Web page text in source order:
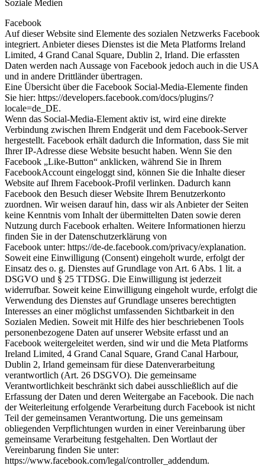
Soziale Medien
Facebook
Auf dieser Website sind Elemente des sozialen Netzwerks Facebook
integriert. Anbieter dieses Dienstes ist die Meta Platforms Ireland
Limited, 4 Grand Canal Square, Dublin 2, Irland. Die erfassten
Daten werden nach Aussage von Facebook jedoch auch in die USA
und in andere Drittländer übertragen.
Eine Übersicht über die Facebook Social-Media-Elemente finden
Sie hier: https://developers.facebook.com/docs/plugins/?
locale=de_DE.
Wenn das Social-Media-Element aktiv ist, wird eine direkte
Verbindung zwischen Ihrem Endgerät und dem Facebook-Server
hergestellt. Facebook erhält dadurch die Information, dass Sie mit
Ihrer IP-Adresse diese Website besucht haben. Wenn Sie den
Facebook „Like-Button“ anklicken, während Sie in Ihrem
FacebookAccount eingeloggt sind, können Sie die Inhalte dieser
Website auf Ihrem Facebook-Profil verlinken. Dadurch kann
Facebook den Besuch dieser Website Ihrem Benutzerkonto
zuordnen. Wir weisen darauf hin, dass wir als Anbieter der Seiten
keine Kenntnis vom Inhalt der übermittelten Daten sowie deren
Nutzung durch Facebook erhalten. Weitere Informationen hierzu
finden Sie in der Datenschutzerklärung von
Facebook unter: https://de-de.facebook.com/privacy/explanation.
Soweit eine Einwilligung (Consent) eingeholt wurde, erfolgt der
Einsatz des o. g. Dienstes auf Grundlage von Art. 6 Abs. 1 lit. a
DSGVO und § 25 TTDSG. Die Einwilligung ist jederzeit
widerrufbar. Soweit keine Einwilligung eingeholt wurde, erfolgt die
Verwendung des Dienstes auf Grundlage unseres berechtigten
Interesses an einer möglichst umfassenden Sichtbarkeit in den
Sozialen Medien. Soweit mit Hilfe des hier beschriebenen Tools
personenbezogene Daten auf unserer Website erfasst und an
Facebook weitergeleitet werden, sind wir und die Meta Platforms
Ireland Limited, 4 Grand Canal Square, Grand Canal Harbour,
Dublin 2, Irland gemeinsam für diese Datenverarbeitung
verantwortlich (Art. 26 DSGVO). Die gemeinsame
Verantwortlichkeit beschränkt sich dabei ausschließlich auf die
Erfassung der Daten und deren Weitergabe an Facebook. Die nach
der Weiterleitung erfolgende Verarbeitung durch Facebook ist nicht
Teil der gemeinsamen Verantwortung. Die uns gemeinsam
obliegenden Verpflichtungen wurden in einer Vereinbarung über
gemeinsame Verarbeitung festgehalten. Den Wortlaut der
Vereinbarung finden Sie unter:
https://www.facebook.com/legal/controller_addendum.